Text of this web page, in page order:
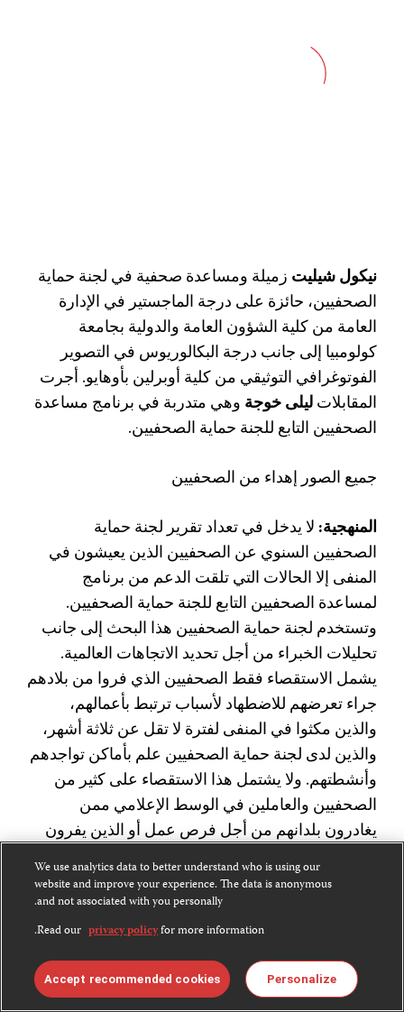
نيكول شيليت زميلة ومساعدة صحفية في لجنة حماية
الصحفيين، حائزة على درجة الماجستير في الإدارة
العامة من كلية الشؤون العامة والدولية بجامعة
كولومبيا إلى جانب درجة البكالوريوس في التصوير
الفوتوغرافي التوثيقي من كلية أوبرلين بأوهايو. أجرت
المقابلاتليلى خوجة وهي متدربة في برنامج مساعدة
الصحفيين التابع للجنة حماية الصحفيين.
جميع الصور إهداء من الصحفيين
المنهجية:لا يدخل في تعداد تقرير لجنة حماية
الصحفيين السنوي عن الصحفيين الذين يعيشون في
المنفى إلا الحالات التي تلقت الدعم من برنامج
لمساعدة الصحفيين التابع للجنة حماية الصحفيين.
وتستخدم لجنة حماية الصحفيين هذا البحث إلى جانب
تحليلات الخبراء من أجل تحديد الاتجاهات العالمية.
يشمل الاستقصاء فقط الصحفيين الذي فروا من بلادهم
جراء تعرضهم للاضطهاد لأسباب ترتبط بأعمالهم،
والذين مكثوا في المنفى لفترة لا تقل عن ثلاثة أشهر،
والذين لدى لجنة حماية الصحفيين علم بأماكن تواجدهم
وأنشطتهم. ولا يشتمل هذا الاستقصاء على كثير من
الصحفيين والعاملين في الوسط الإعلامي ممن
يغادرون بلدانهم من أجل فرص عمل أو الذين يفرون
من العنف العام أو الذين يجري استهدافهم بسبب
مزاولتهم أنشطة غير العمل الصحفي كالنشاط
We use analytics data to better understand who is using our
website and improve your experience. The data is anonymous
and not associated with you personally.
Read our privacy policyfor more information.
Personalize
Accept recommended cookies